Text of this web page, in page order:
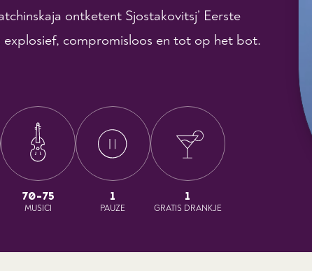
ontketent Sjostakovitsj’ Eerste
explosief, compromisloos en tot op het bot.
70-75
MUSICI
1
PAUZE
1
GRATIS DRANKJE